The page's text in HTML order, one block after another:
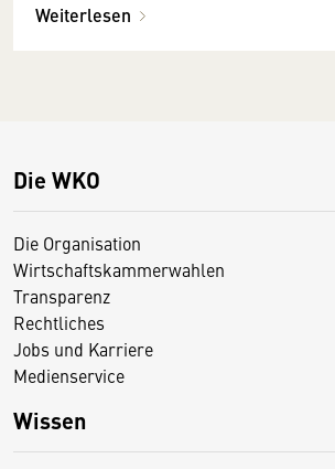
Weiterlesen
Die WKO
Die Organisation
Wirtschaftskammerwahlen
Transparenz
Rechtliches
Jobs und Karriere
Medienservice
Wissen